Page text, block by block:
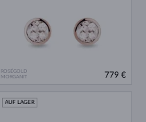
ROSÉGOLD
MORGANIT
779 €
AUF LAGER